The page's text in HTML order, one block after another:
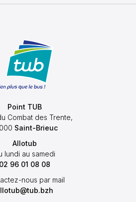
Point TUB
Combat des Trente,
Saint-Brieuc
Allotub
lundi au samedi
02 96 01 08 08
nous par mail